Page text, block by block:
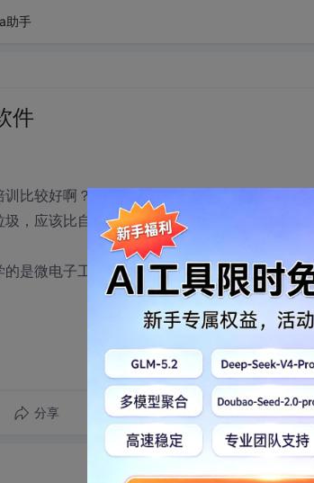
助手
件
比较好啊？
，应该比自学效率高一点吧？还有就是，在
是微电子工程硕士，和软件还有些关系，但
分享 转发到动态 举报